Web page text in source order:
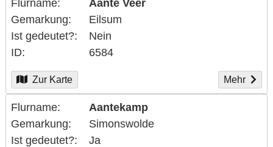
Flurname
Aante Veer
Gemarkung
Eilsum
Ist gedeutet?
Nein
ID
6584
Zur Karte Mehr
Flurname
Aantekamp
Gemarkung
Simonswolde
Ist gedeutet?
Ja